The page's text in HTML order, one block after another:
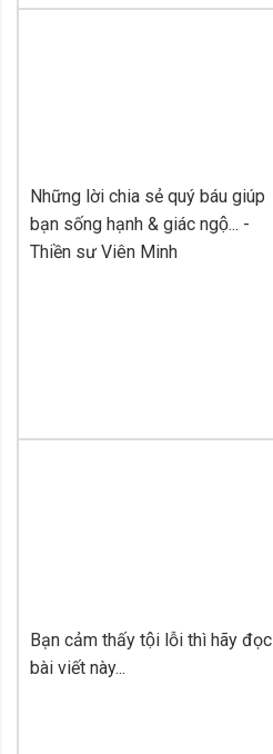
Những lời chia sẻ quý báu giúp
bạn sống hạnh & giác ngộ... -
Thiền sư Viên Minh
Bạn cảm thấy tội lỗi thì hãy đọc
bài viết này...